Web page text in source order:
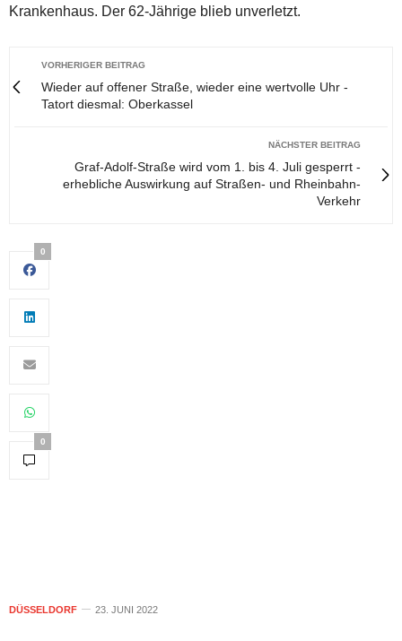
Krankenhaus. Der 62-Jährige blieb unverletzt.
VORHERIGER BEITRAG
Wieder auf offener Straße, wieder eine wertvolle Uhr -
Tatort diesmal: Oberkassel
NÄCHSTER BEITRAG
Graf-Adolf-Straße wird vom 1. bis 4. Juli gesperrt -
erhebliche Auswirkung auf Straßen- und Rheinbahn-
Verkehr
0
0
DÜSSELDORF 23. JUNI 2022